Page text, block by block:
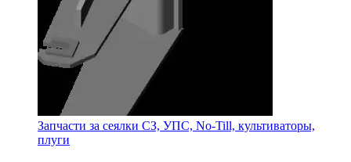
Запчасти за сеялки СЗ, УПС, No-Till, культиваторы,
плуги